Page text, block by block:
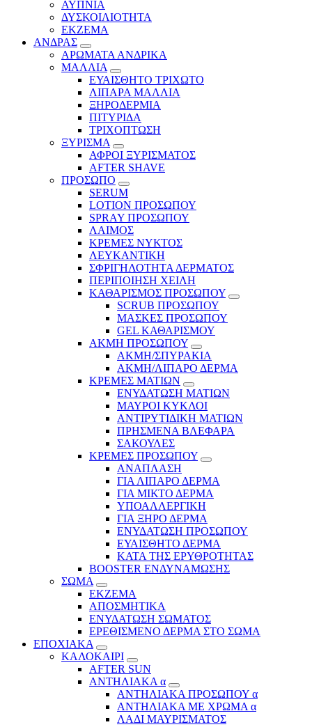
ΑΥΠΝΙΑ
ΔΥΣΚΟΙΛΙΟΤΗΤΑ
ΕΚΖΕΜΑ
ΑΝΔΡΑΣ
ΑΡΩΜΑΤΑ ΑΝΔΡΙΚΑ
ΜΑΛΛΙΑ
ΕΥΑΙΣΘΗΤΟ ΤΡΙΧΩΤΟ
ΛΙΠΑΡΑ ΜΑΛΛΙΑ
ΞΗΡΟΔΕΡΜΙΑ
ΠΙΤΥΡΙΔΑ
ΤΡΙΧΟΠΤΩΣΗ
ΞΥΡΙΣΜΑ
ΑΦΡΟΙ ΞΥΡΙΣΜΑΤΟΣ
AFTER SHAVE
ΠΡΟΣΩΠΟ
SERUM
LOTION ΠΡΟΣΩΠΟΥ
SPRAY ΠΡΟΣΩΠΟΥ
ΛΑΙΜΟΣ
ΚΡΕΜΕΣ ΝΥΚΤΟΣ
ΛΕΥΚΑΝΤΙΚΗ
ΣΦΡΙΓΗΛΟΤΗΤΑ ΔΕΡΜΑΤΟΣ
ΠΕΡΙΠΟΙΗΣΗ ΧΕΙΛΗ
ΚΑΘΑΡΙΣΜΟΣ ΠΡΟΣΩΠΟΥ
SCRUB ΠΡΟΣΩΠΟΥ
ΜΑΣΚΕΣ ΠΡΟΣΩΠΟΥ
GEL ΚΑΘΑΡΙΣΜΟΥ
ΑΚΜΗ ΠΡΟΣΩΠΟΥ
ΑΚΜΗ/ΣΠΥΡΑΚΙΑ
ΑΚΜΗ/ΛΙΠΑΡΟ ΔΕΡΜΑ
ΚΡΕΜΕΣ ΜΑΤΙΩΝ
ΕΝΥΔΑΤΩΣΗ ΜΑΤΙΩΝ
ΜΑΥΡΟΙ ΚΥΚΛΟΙ
ΑΝΤΙΡΥΤΙΔΙΚΗ ΜΑΤΙΩΝ
ΠΡΗΣΜΕΝΑ ΒΛΕΦΑΡΑ
ΣΑΚΟΥΛΕΣ
ΚΡΕΜΕΣ ΠΡΟΣΩΠΟΥ
ΑΝΑΠΛΑΣΗ
ΓΙΑ ΛΙΠΑΡΟ ΔΕΡΜΑ
ΓΙΑ ΜΙΚΤΟ ΔΕΡΜΑ
ΥΠΟΑΛΛΕΡΓΙΚΗ
ΓΙΑ ΞΗΡΟ ΔΕΡΜΑ
ΕΝΥΔΑΤΩΣΗ ΠΡΟΣΩΠΟΥ
ΕΥΑΙΣΘΗΤΟ ΔΕΡΜΑ
ΚΑΤΑ ΤΗΣ ΕΡΥΘΡΟΤΗΤΑΣ
BOOSTER ΕΝΔΥΝΑΜΩΣΗΣ
ΣΩΜΑ
ΕΚΖΕΜΑ
ΑΠΟΣΜΗΤΙΚΑ
ΕΝΥΔΑΤΩΣΗ ΣΩΜΑΤΟΣ
ΕΡΕΘΙΣΜΕΝΟ ΔΕΡΜΑ ΣΤΟ ΣΩΜΑ
ΕΠΟΧΙΑΚΑ
ΚΑΛΟΚΑΙΡΙ
AFTER SUN
ΑΝΤΗΛΙΑΚΑ α
ΑΝΤΗΛΙΑΚΑ ΠΡΟΣΩΠΟΥ α
ΑΝΤΗΛΙΑΚΑ ΜΕ ΧΡΩΜΑ α
ΛΑΔΙ ΜΑΥΡΙΣΜΑΤΟΣ